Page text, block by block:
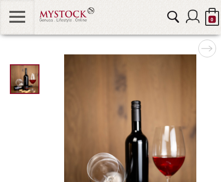
0
STOCK & FRIENDS
STOCK KIDS & TEENS
STOCK HOME
GUTSCHEINE
"
alt="MOUNT
STOCK